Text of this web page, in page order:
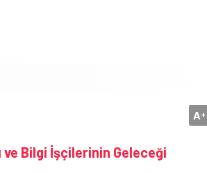
A+
ve Bilgi İşçilerinin Geleceği